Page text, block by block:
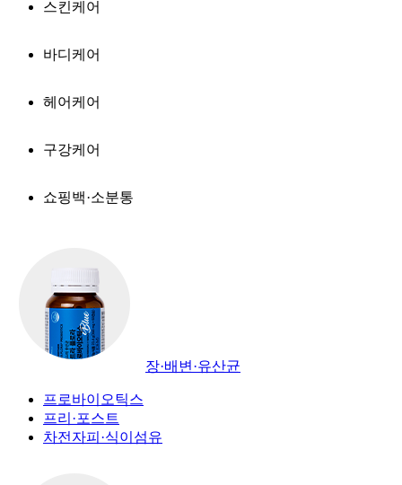
스킨케어
바디케어
헤어케어
구강케어
쇼핑백·소분통
장·배변·유산균
프로바이오틱스
프리·포스트
차전자피·식이섬유